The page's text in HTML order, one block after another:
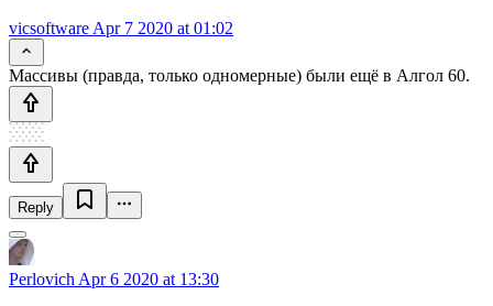
vicsoftware Apr 7 2020 at 01:02
Массивы (правда, только одномерные) были ещё в Алгол 60.
Reply
Perlovich Apr 6 2020 at 13:30